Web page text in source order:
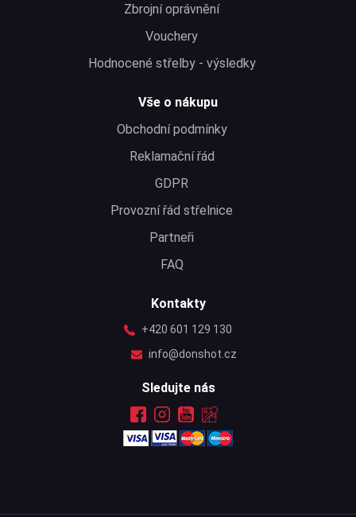
Zbrojní oprávnění
Vouchery
Hodnocené střelby - výsledky
Vše o nákupu
Obchodní podmínky
Reklamační řád
GDPR
Provozní řád střelnice
Partneři
FAQ
Kontakty
+420 601 129 130
info@donshot.cz
Sledujte nás